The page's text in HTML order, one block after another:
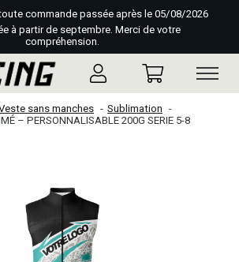
commande passée après le 05/08/2026
à partir de septembre. Merci de votre
compréhension.
sans manches
Sublimation
– PERSONNALISABLE 200G SERIE 5-8